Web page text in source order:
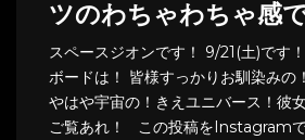
ツのわちゃわちゃ感
スペースジオンです！ 9/21(土)です
ボードは！ 皆様すっかりお馴染みの
やはや宇宙の！きえユニバース！彼
ご覧あれ！ この投稿をInstagram